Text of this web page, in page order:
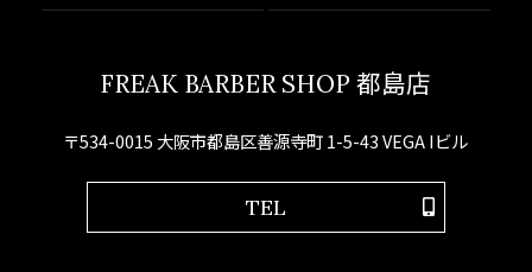
FREAK BARBER SHOP 都島店
〒534-0015 大阪市都島区善源寺町 1-5-43 VEGA Iビル
TEL